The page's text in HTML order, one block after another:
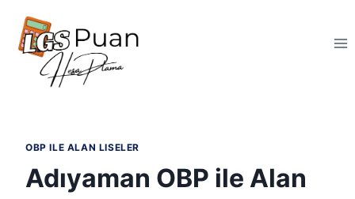
content
OBP ILE ALAN LISELER
Adıyaman OBP ile Alan